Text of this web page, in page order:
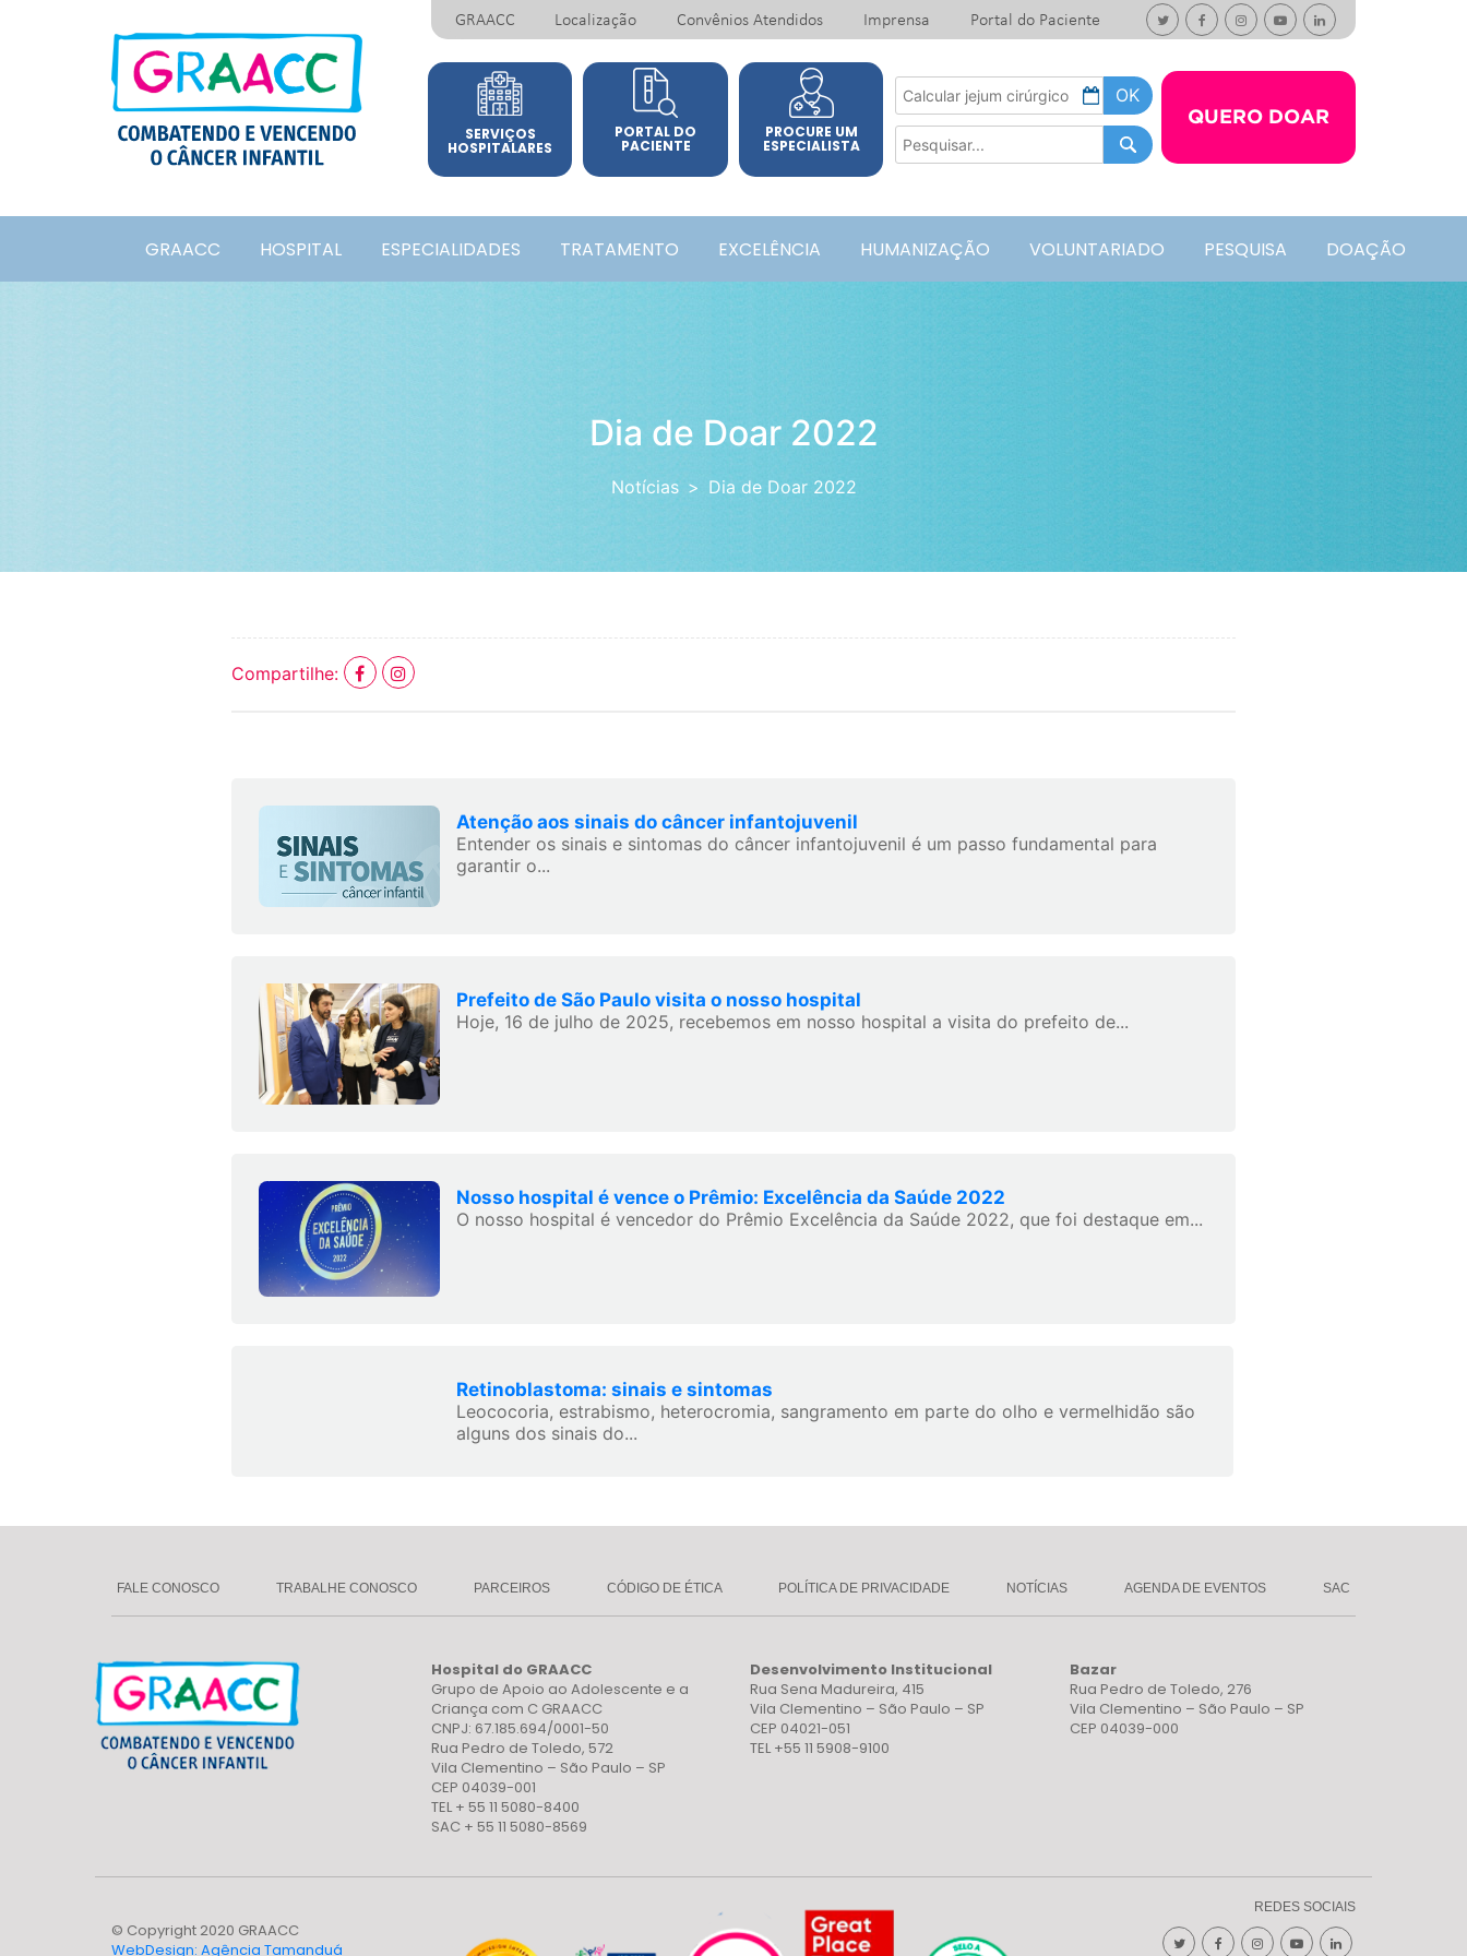
GRAACC Localização Convênios Atendidos Imprensa Portal do Paciente
SERVIÇOS
HOSPITALARES
PORTAL DO
PACIENTE
PROCURE UM
ESPECIALISTA
QUERO DOAR
GRAACC HOSPITAL ESPECIALIDADES TRATAMENTO EXCELÊNCIA HUMANIZAÇÃO VOLUNTARIADO PESQUISA DOAÇÃO
Dia de Doar 2022
Notícias Dia de Doar 2022
Compartilhe:
Atenção aos sinais do câncer infantojuvenil
Entender os sinais e sintomas do câncer infantojuvenil é um passo fundamental para
garantir o...
Prefeito de São Paulo visita o nosso hospital
Hoje, 16 de julho de 2025, recebemos em nosso hospital a visita do prefeito de...
Nosso hospital é vence o Prêmio: Excelência da Saúde 2022
O nosso hospital é vencedor do Prêmio Excelência da Saúde 2022, que foi destaque em...
Retinoblastoma: sinais e sintomas
Leococoria, estrabismo, heterocromia, sangramento em parte do olho e vermelhidão são
alguns dos sinais do...
FALE CONOSCO TRABALHE CONOSCO PARCEIROS CÓDIGO DE ÉTICA POLÍTICA DE PRIVACIDADE NOTÍCIAS AGENDA DE EVENTOS SAC
Hospital do GRAACC
Grupo de Apoio ao Adolescente e a
Criança com C GRAACC
CNPJ: 67.185.694/0001-50
Rua Pedro de Toledo, 572
Vila Clementino – São Paulo – SP
CEP 04039-001
TEL + 55 11 5080-8400
SAC + 55 11 5080-8569
Desenvolvimento Institucional
Rua Sena Madureira, 415
Vila Clementino – São Paulo – SP
CEP 04021-051
TEL +55 11 5908-9100
Bazar
Rua Pedro de Toledo, 276
Vila Clementino – São Paulo – SP
CEP 04039-000
© Copyright 2020 GRAACC
WebDesign: Agência Tamanduá
REDES SOCIAIS